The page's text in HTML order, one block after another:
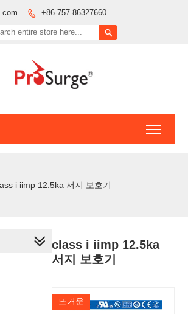
 +86-757-86327660

i iimp 12.5ka 서지 보호기
class i iimp 12.5ka
서지 보호기
뜨거운